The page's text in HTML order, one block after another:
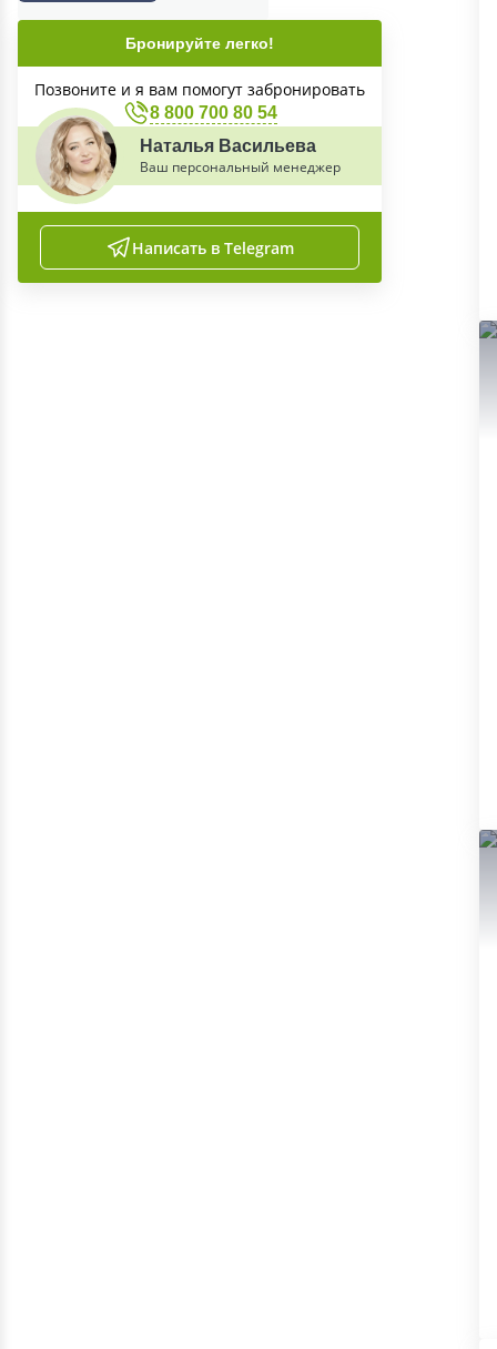
Бронируйте легко!
Позвоните и я вам помогут забронировать
8 800 700 80 54
Наталья Васильева
Ваш персональный менеджер
Написать в Telegram